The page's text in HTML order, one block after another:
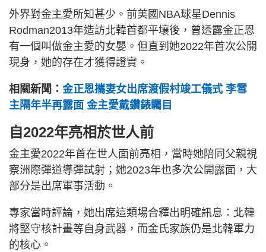
外界對金主愛所知甚少。前美國NBA球星Dennis
Rodman2013年造訪北韓首都平壤後，曾透露金正恩
有一個叫做金主愛的女嬰。但直到她2022年首次公開
現身，她的存在才獲得證實。
相關新聞： 金正恩攜妻女出席渡假村竣工儀式 李雪
主隔年半再露面 金主愛戴鑽錶矚目
自2022年亮相於世人前
金主愛2022年首在世人面前亮相，當時她陪同父親視
察洲際彈道導彈試射；她2023年也多次公開露面，大
部分是出席軍事活動。
專家當時評論，她出席這類場合釋出明確訊息：北韓
將堅守核計畫等自身武器，而金氏家族仍是北韓軍力
的核心。